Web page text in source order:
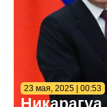
23 мая, 2025 | 00:53